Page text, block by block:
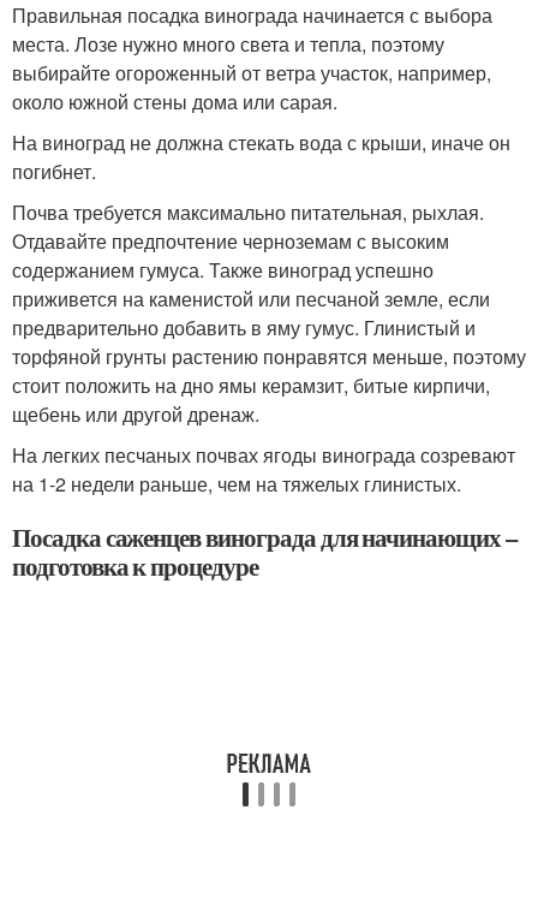
Правильная посадка винограда начинается с выбора
места. Лозе нужно много света и тепла, поэтому
выбирайте огороженный от ветра участок, например,
около южной стены дома или сарая.
На виноград не должна стекать вода с крыши, иначе он
погибнет.
Почва требуется максимально питательная, рыхлая.
Отдавайте предпочтение черноземам с высоким
содержанием гумуса. Также виноград успешно
приживется на каменистой или песчаной земле, если
предварительно добавить в яму гумус. Глинистый и
торфяной грунты растению понравятся меньше, поэтому
стоит положить на дно ямы керамзит, битые кирпичи,
щебень или другой дренаж.
На легких песчаных почвах ягоды винограда созревают
на 1-2 недели раньше, чем на тяжелых глинистых.
Посадка саженцев винограда для начинающих –
подготовка к процедуре